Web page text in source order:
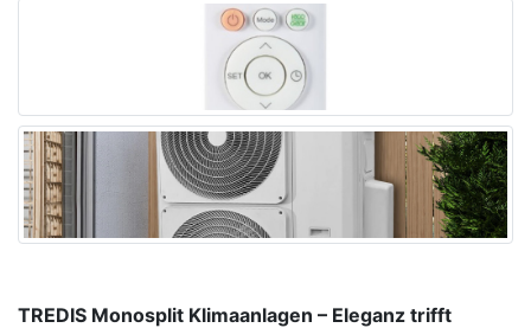
TREDIS Monosplit Klimaanlagen – Eleganz trifft